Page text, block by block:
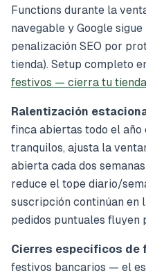
Functions durante la
navegable y Google
penalización SEO por
tienda). Setup completo
festivos — cierra tu
Ralentización
finca abiertas todo el
tranquilos, ajusta la
abierta cada dos
reduce el tope diario/
suscripción continúan en
pedidos puntuales fluyen
Cierres específicos de
festivos bancarios — el